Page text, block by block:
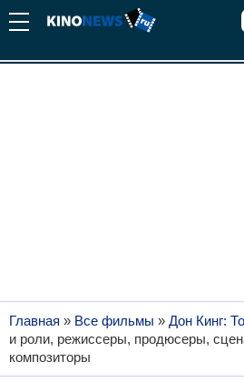
Главная » Все фильмы » Дон Кинг:
и роли, режиссеры, продюсеры,
композиторы